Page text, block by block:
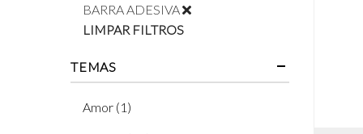
BARRA ADESIVA
LIMPAR FILTROS
TEMAS
Amor (1)